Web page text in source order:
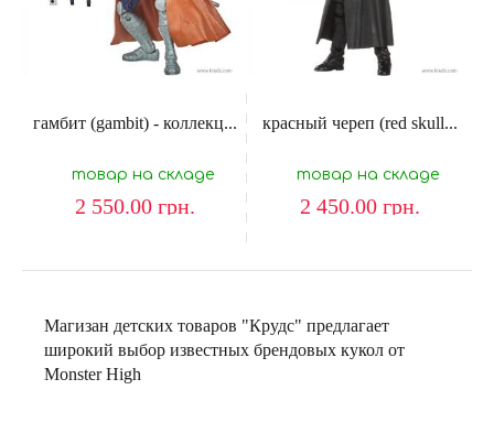
гамбит (gambit) - коллекц...
товар на складе
2 550.00 грн.
красный череп (red skull...
товар на складе
2 450.00 грн.
Магизан детских товаров "Крудс" предлагает
широкий выбор известных брендовых кукол от
Monster High